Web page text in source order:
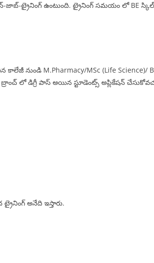
జాబ్-ట్రైనింగ్ ఉంటుంది. ట్రైనింగ్ సమయం లో BE స్కిల్
నుండి M.Pharmacy/MSc (Life Science)/
లో డిగ్రీ పాస్ అయిన స్టూడెంట్స్ అప్లికేషన్
అనేది ఇస్తారు.